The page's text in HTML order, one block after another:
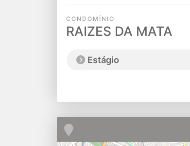
CONDOMÍNIO
RAIZES DA MATA
Estágio